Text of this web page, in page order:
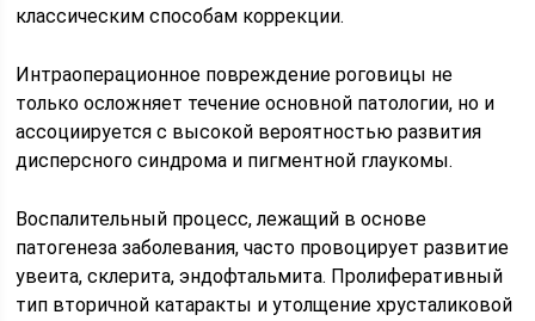
классическим способам коррекции.
Интраоперационное повреждение роговицы не
только осложняет течение основной патологии, но и
ассоциируется с высокой вероятностью развития
дисперсного синдрома и пигментной глаукомы.
Воспалительный процесс, лежащий в основе
патогенеза заболевания, часто провоцирует развитие
увеита, склерита, эндофтальмита. Пролиферативный
тип вторичной катаракты и утолщение хрусталиковой